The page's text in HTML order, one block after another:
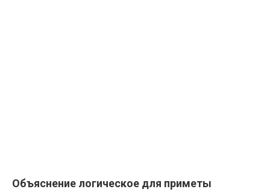
Объяснение логическое для приметы